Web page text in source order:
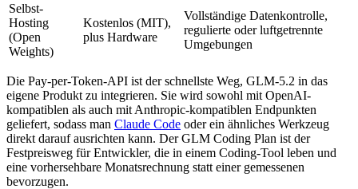
Selbst-
Hosting
(Open
Weights)
Kostenlos (MIT),
plus Hardware
Vollständige Datenkontrolle,
regulierte oder luftgetrennte
Umgebungen
Die Pay-per-Token-API ist der schnellste Weg, GLM-5.2 in das
eigene Produkt zu integrieren. Sie wird sowohl mit OpenAI-
kompatiblen als auch mit Anthropic-kompatiblen Endpunkten
geliefert, sodass man Claude Code oder ein ähnliches Werkzeug
direkt darauf ausrichten kann. Der GLM Coding Plan ist der
Festpreisweg für Entwickler, die in einem Coding-Tool leben und
eine vorhersehbare Monatsrechnung statt einer gemessenen
bevorzugen.